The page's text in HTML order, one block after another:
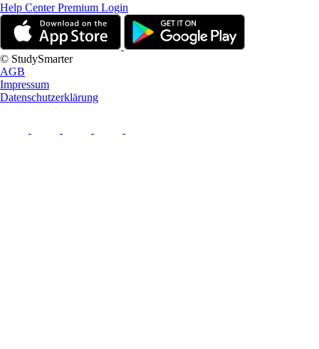
Help CenterPremium Login
© StudySmarter
AGB
Impressum
Datenschutzerklärung